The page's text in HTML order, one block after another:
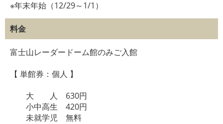
※年末年始（12/29～1/1）
料金
富士山レーダードーム館のみご入館
【 単館券：個人 】
大 人 630円
小中高生 420円
未就学児 無料